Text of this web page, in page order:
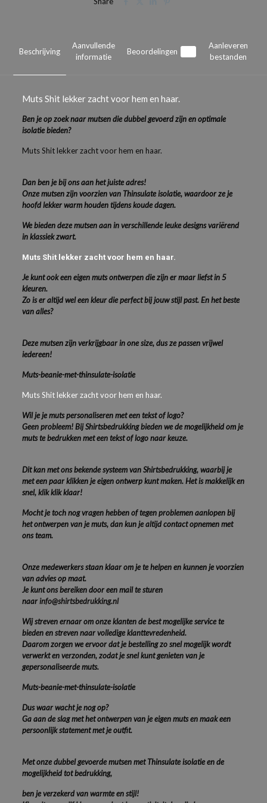
Beschrijving
Aanvullende
informatie
Beoordelingen
Aanleveren
bestanden
Muts Shit lekker zacht voor hem en haar.
Ben je op zoek naar mutsen die dubbel gevoerd zijn en optimale
isolatie bieden?
Muts Shit lekker zacht voor hem en haar.
Dan ben je bij ons aan het juiste adres!
Onze mutsen zijn voorzien van Thinsulate isolatie, waardoor ze je
hoofd lekker warm houden tijdens koude dagen.
We bieden deze mutsen aan in verschillende leuke designs variërend
in klassiek zwart.
Muts Shit lekker zacht voor hem en haar.
Je kunt ook een eigen muts ontwerpen die zijn er maar liefst in 5
kleuren.
Zo is er altijd wel een kleur die perfect bij jouw stijl past. En het beste
van alles?
Deze mutsen zijn verkrijgbaar in one size, dus ze passen vrijwel
iedereen!
Muts-beanie-met-thinsulate-isolatie
Muts Shit lekker zacht voor hem en haar.
Wil je je muts personaliseren met een tekst of logo?
Geen probleem! Bij Shirtsbedrukking bieden we de mogelijkheid om je
muts te bedrukken met een tekst of logo naar keuze.
Dit kan met ons bekende systeem van Shirtsbedrukking, waarbij je
met een paar klikken je eigen ontwerp kunt maken. Het is makkelijk en
snel, klik klik klaar!
Mocht je toch nog vragen hebben of tegen problemen aanlopen bij
het ontwerpen van je muts, dan kun je altijd contact opnemen met
ons team.
Onze medewerkers staan klaar om je te helpen en kunnen je voorzien
van advies op maat.
Je kunt ons bereiken door een mail te sturen
naarinfo@shirtsbedrukking.nl
Wij streven ernaar om onze klanten de best mogelijke service te
bieden en streven naar volledige klanttevredenheid.
Daarom zorgen we ervoor dat je bestelling zo snel mogelijk wordt
verwerkt en verzonden, zodat je snel kunt genieten van je
gepersonaliseerde muts.
Muts-beanie-met-thinsulate-isolatie
Dus waar wacht je nog op?
Ga aan de slag met het ontwerpen van je eigen muts en maak een
persoonlijk statement met je outfit.
Met onze dubbel gevoerde mutsen met Thinsulate isolatie en de
mogelijkheid tot bedrukking,
ben je verzekerd van warmte en stijl!